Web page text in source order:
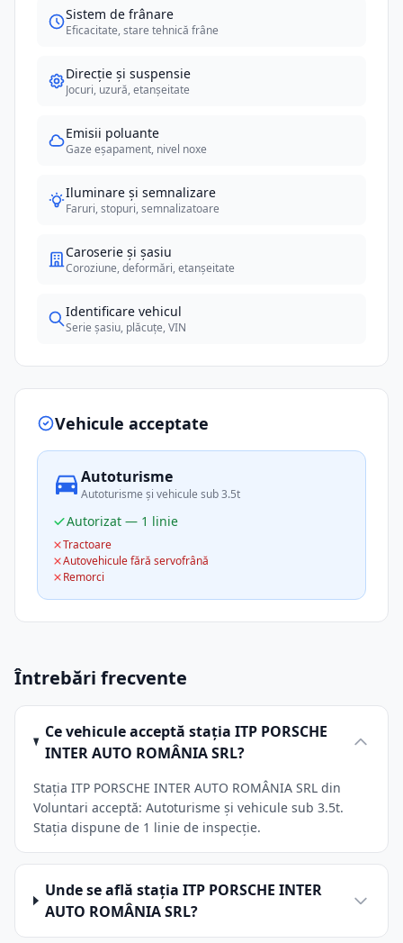
Sistem de frânare
Eficacitate, stare tehnică frâne
Direcție și suspensie
Jocuri, uzură, etanșeitate
Emisii poluante
Gaze eșapament, nivel noxe
Iluminare și semnalizare
Faruri, stopuri, semnalizatoare
Caroserie și șasiu
Coroziune, deformări, etanșeitate
Identificare vehicul
Serie șasiu, plăcuțe, VIN
Vehicule acceptate
Autoturisme
Autoturisme și vehicule sub 3.5t
Autorizat — 1 linie
Tractoare
Autovehicule fără servofrână
Remorci
Întrebări frecvente
Ce vehicule acceptă stația ITP PORSCHE
INTER AUTO ROMÂNIA SRL?
Stația ITP PORSCHE INTER AUTO ROMÂNIA SRL din
Voluntari acceptă: Autoturisme și vehicule sub 3.5t.
Stația dispune de 1 linie de inspecție.
Unde se află stația ITP PORSCHE INTER
AUTO ROMÂNIA SRL?